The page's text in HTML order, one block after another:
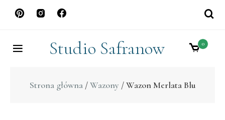
Studio Safranow 0
Strona główna/Wazony / Wazon Merlata Blu